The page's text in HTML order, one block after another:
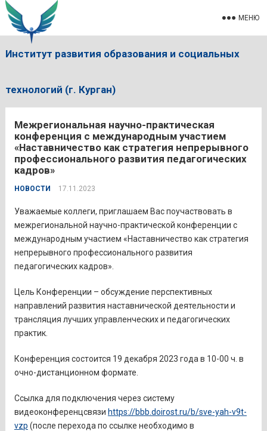
Институт развития образования и социальных
технологий (г. Курган)
МЕНЮ
Межрегиональная научно-практическая
конференция с международным участием
«Наставничество как стратегия непрерывного
профессионального развития педагогических
кадров»
НОВОСТИ 17.11.2023
Уважаемые коллеги, приглашаем Вас поучаствовать в
межрегиональной научно-практической конференции с
международным участием «Наставничество как стратегия
непрерывного профессионального развития
педагогических кадров».
Цель Конференции – обсуждение перспективных
направлений развития наставнической деятельности и
трансляция лучших управленческих и педагогических
практик.
Конференция состоится 19 декабря 2023 года в 10-00 ч. в
очно-дистанционном формате.
Ссылка для подключения через систему
видеоконференцсвязи https://bbb.doirost.ru/b/sve-yah-v9t-
vzp (после перехода по ссылке необходимо в